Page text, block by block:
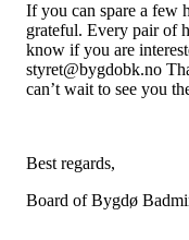
If you can spare a few
grateful. Every pair of
know if you are
styret@bygdobk.no
can’t wait to see you
Best regards,
Board of Bygdø